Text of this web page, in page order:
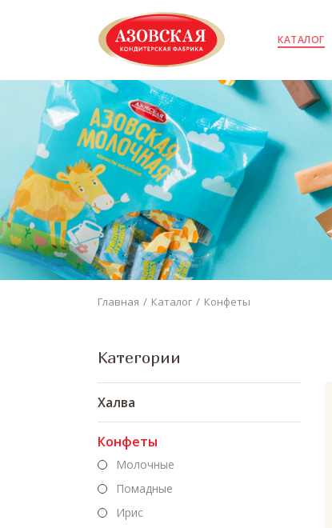
КАТАЛОГ
Главная Каталог Конфеты
Категории
Халва
Конфеты
Молочные
Помадные
Ирис